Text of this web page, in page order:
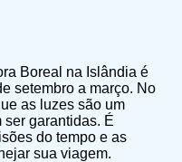
Boreal na Islândia é
setembro a março. No
as luzes são um
garantidas. É
do tempo e as
sua viagem.